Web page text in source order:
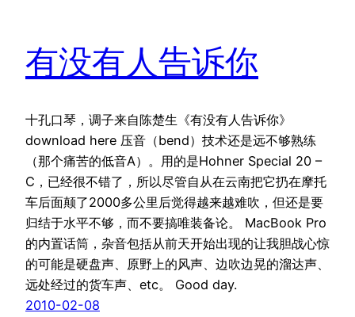
有没有人告诉你
十孔口琴，调子来自陈楚生《有没有人告诉你》
download here 压音（bend）技术还是远不够熟练
（那个痛苦的低音A）。用的是Hohner Special 20 –
C，已经很不错了，所以尽管自从在云南把它扔在摩托
车后面颠了2000多公里后觉得越来越难吹，但还是要
归结于水平不够，而不要搞唯装备论。 MacBook Pro
的内置话筒，杂音包括从前天开始出现的让我胆战心惊
的可能是硬盘声、原野上的风声、边吹边晃的溜达声、
远处经过的货车声、etc。 Good day.
2010-02-08